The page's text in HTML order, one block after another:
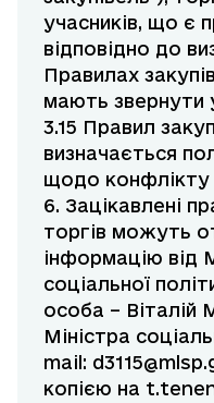
учасників, що є
відповідно до
Правилах
мають звернути
3.15 Правил
визначається
щодо конфлікту
6. Зацікавлені
торгів можуть
інформацію від
соціальної
особа – Віталій
Міністра
mail:
копією на